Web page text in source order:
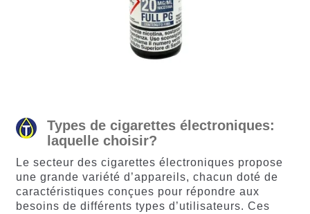
Types de cigarettes électroniques:
laquelle choisir?
Le secteur des cigarettes électroniques propose
une grande variété d’appareils, chacun doté de
caractéristiques conçues pour répondre aux
besoins de différents types d’utilisateurs. Ces